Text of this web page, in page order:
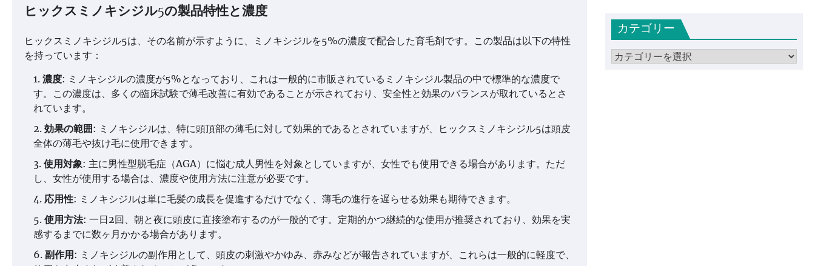
ヒックスミノキシジル5の製品特性と濃度
ヒックスミノキシジル5は、その名前が示すように、ミノキシジルを5%の濃度で配合した育毛剤です。この製品は以下の特性
を持っています：
濃度: ミノキシジルの濃度が5%となっており、これは一般的に市販されているミノキシジル製品の中で標準的な濃度で
す。この濃度は、多くの臨床試験で薄毛改善に有効であることが示されており、安全性と効果のバランスが取れているとさ
れています。
効果の範囲: ミノキシジルは、特に頭頂部の薄毛に対して効果的であるとされていますが、ヒックスミノキシジル5は頭皮
全体の薄毛や抜け毛に使用できます。
使用対象: 主に男性型脱毛症（AGA）に悩む成人男性を対象としていますが、女性でも使用できる場合があります。ただ
し、女性が使用する場合は、濃度や使用方法に注意が必要です。
応用性: ミノキシジルは単に毛髪の成長を促進するだけでなく、薄毛の進行を遅らせる効果も期待できます。
使用方法: 一日2回、朝と夜に頭皮に直接塗布するのが一般的です。定期的かつ継続的な使用が推奨されており、効果を実
感するまでに数ヶ月かかる場合があります。
副作用 : ミノキシジルの副作用として、頭皮の刺激やかゆみ、赤みなどが報告されていますが、これらは一般的に軽度で、
イ
ブ
カテゴリー
カ